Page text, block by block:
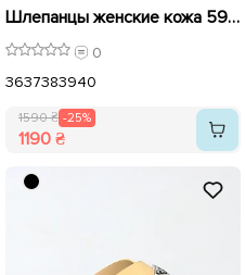
Шлепанцы женские кожа 594205 Айвори распродажа
0
3637383940
1590 ₴ -25%
1190 ₴